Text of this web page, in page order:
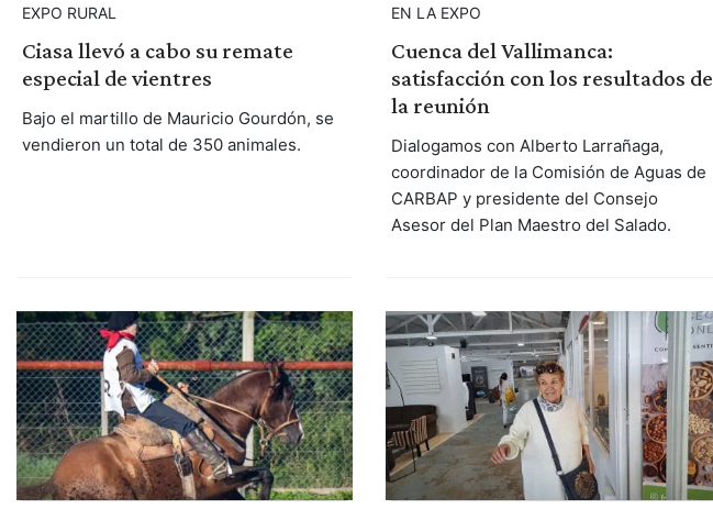
EXPO RURAL
Ciasa llevó a cabo su remate
especial de vientres
Bajo el martillo de Mauricio Gourdón, se
vendieron un total de 350 animales.
EN LA EXPO
Cuenca del Vallimanca:
satisfacción con los resultados de
la reunión
Dialogamos con Alberto Larrañaga,
coordinador de la Comisión de Aguas de
CARBAP y presidente del Consejo
Asesor del Plan Maestro del Salado.